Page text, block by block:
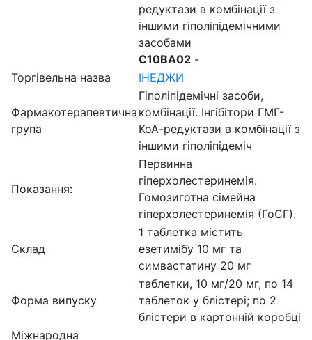
редуктази в комбінації з
іншими гіполіпідемічними
засобами
C10BA02 -
Торгівельна назва
ІНЕДЖИ
Фармакотерапевтична
група
Гіполіпідемічні засоби,
комбінації. Інгібітори ГМГ-
КоА-редуктази в комбінації з
іншими гіполіпідеміч
Показання:
Первинна
гіперхолестеринемія.
Гомозиготна сімейна
гіперхолестеринемія (ГоСГ).
Склад
1 таблетка містить
езетимібу 10 мг та
симвастатину 20 мг
Форма випуску
таблетки, 10 мг/20 мг, по 14
таблеток у блістері; по 2
блістери в картонній коробці
Міжнародна